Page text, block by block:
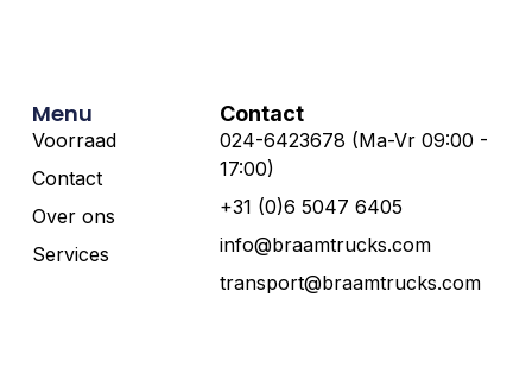
Menu
Voorraad
Contact
Over ons
Services
Contact
024-6423678 (Ma-Vr 09:00 -
17:00)
+31 (0)6 5047 6405
info@braamtrucks.com
transport@braamtrucks.com